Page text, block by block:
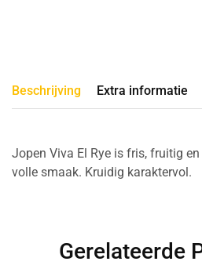
Beschrijving Extra informatie
Jopen Viva El Rye is fris, fruitig
volle smaak. Kruidig karaktervol.
Gerelateerde